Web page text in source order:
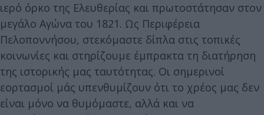
ιερό όρκο της Ελευθερίας και πρωτοστάτησαν στον
μεγάλο Αγώνα του 1821. Ως Περιφέρεια
Πελοποννήσου, στεκόμαστε δίπλα στις τοπικές
κοινωνίες και στηρίζουμε έμπρακτα τη διατήρηση
της ιστορικής μας ταυτότητας. Οι σημερινοί
εορτασμοί μάς υπενθυμίζουν ότι το χρέος μας δεν
είναι μόνο να θυμόμαστε, αλλά και να